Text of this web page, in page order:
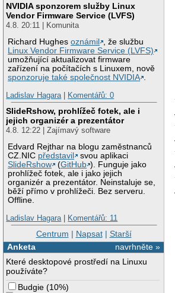
NVIDIA sponzorem služby Linux
Vendor Firmware Service (LVFS)
4.8. 20:11 | Komunita
Richard Hughesoznámil
, že službu
Linux Vendor Firmware Service (LVFS)
umožňující aktualizovat firmware
zařízení na počítačích s Linuxem, nově
sponzoruje také společnost NVIDIA .
Ladislav Hagara| Komentářů: 0
SlideRshow, prohlížeč fotek, ale i
jejich organizér a prezentátor
4.8. 12:22 | Zajímavý software
Edvard Rejthar na blogu zaměstnanců
CZ.NIC představil
svou aplikaci
SlideRshow
(GitHub ). Funguje jako
prohlížeč fotek, ale i jako jejich
organizér a prezentátor. Neinstaluje se,
běží přímo v prohlížeči. Bez serveru.
Offline.
Ladislav Hagara| Komentářů: 11
Centrum | Napsat| Starší
navrhněte »
Anketa
Které desktopové prostředí na Linuxu
používáte?
Budgie (10%)